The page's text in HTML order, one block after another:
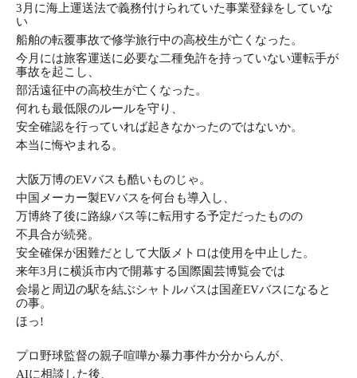
3月に海上運送法で義務付けられていた事業登録をしていな
い
船舶の転覆事故で修学旅行中の高校生が亡くなった。
今月には旅客運送に必要な二種免許を持っていない運転手が
事故を起こし、
部活遠征中の高校生が亡くなった。
何れも最低限のルールを守り、
安全確認を行っていれば起きなかったのではないか。
本当に悔やまれる。
大阪万博のEVバスも酷いものじゃ。
中国メーカー製EVバスを何台も導入し、
万博終了後に路線バス等に転用する予定だったものの
不具合が続発。
安全確保が困難だとして大阪メトロは使用を中止した。
来年3月に横浜市内で開幕する国際園芸博覧会では
会場と 周辺の駅を結ぶシャトルバスは国産EVバスになると
の事。
ほっ!
プロ野球監督の親子喧嘩か暴力事件か分からんが、
AIに相談した後、